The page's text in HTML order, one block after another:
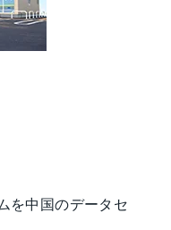
を中国のデータセ